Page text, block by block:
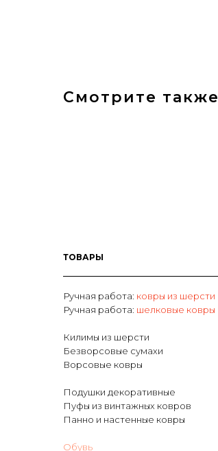
Смотрите также
ТОВАРЫ
Ручная работа: ковры из шерсти
Ручная работа: шелковые ковры
Килимы из шерсти
Безворсовые сумахи
Ворсовые ковры
Подушки декоративные
Пуфы из винтажных ковров
Панно и настенные ковры
Обувь